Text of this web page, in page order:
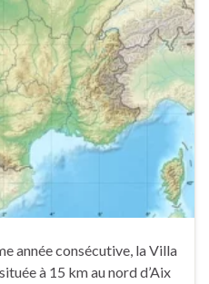
année consécutive, la Villa
à 15 km au nord d’Aix